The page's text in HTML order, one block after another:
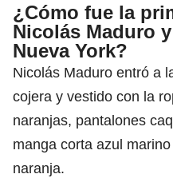
¿Cómo fue la
Nicolás Maduro
Nueva York?
Nicolás Maduro entró a
cojera y vestido con la
naranjas, pantalones
manga corta azul
naranja.